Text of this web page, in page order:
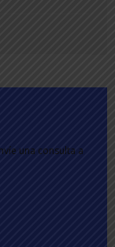
una consulta a